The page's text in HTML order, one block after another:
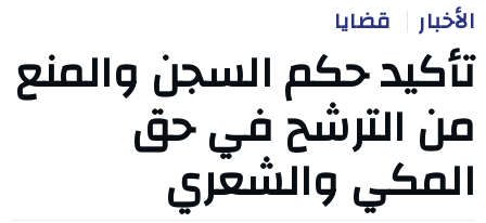
الأخبار قضايا
تأكيد حكم السجن والمنع
من الترشح في حق
المكي والشعري